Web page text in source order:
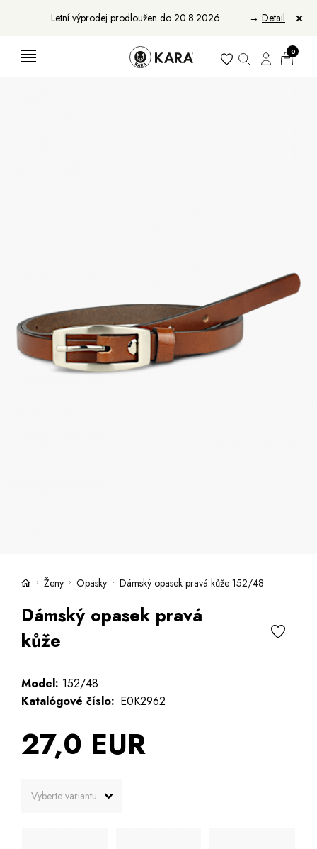
Letní výprodej prodloužen do 20.8.2026. → Detail
Kufre -21 % Predajne Služby
Darčekové poukazy
Extra výhodné
0
Ženy Opasky Dámský opasek pravá kůže 152/48
Dámský opasek pravá
kůže
Model: 152/48
Katalógové číslo: E0K2962
27,0 EUR